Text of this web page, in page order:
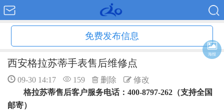
免费发布信息
西安格拉苏蒂手表售后维修点
09-30 14:17 159 删除
修改
格拉苏蒂售后客户服务电话：400-8797-262（支持全国
邮寄）
海报